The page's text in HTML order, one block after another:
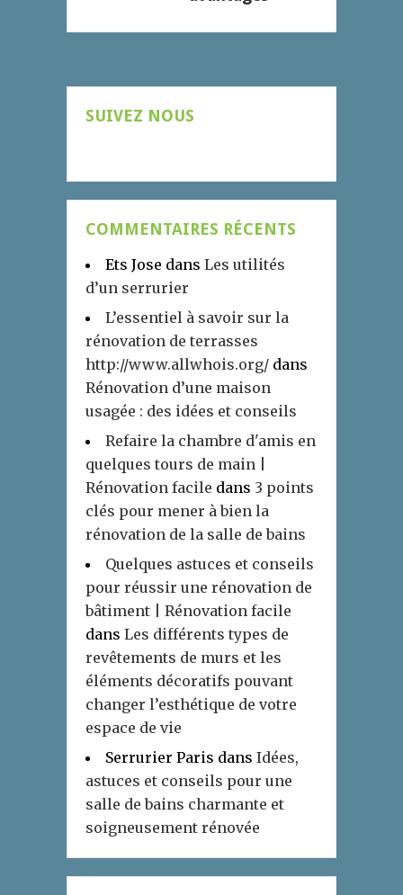
SUIVEZ NOUS
COMMENTAIRES RÉCENTS
Ets Jose dans Les utilités
d’un serrurier
L’essentiel à savoir sur la
rénovation de terrasses
http://www.allwhois.org/ dans
Rénovation d’une maison
usagée : des idées et conseils
Refaire la chambre d'amis en
quelques tours de main |
Rénovation facile dans 3 points
clés pour mener à bien la
rénovation de la salle de bains
Quelques astuces et conseils
pour réussir une rénovation de
bâtiment | Rénovation facile
dans Les différents types de
revêtements de murs et les
éléments décoratifs pouvant
changer l’esthétique de votre
espace de vie
Serrurier Paris dans Idées,
astuces et conseils pour une
salle de bains charmante et
soigneusement rénovée